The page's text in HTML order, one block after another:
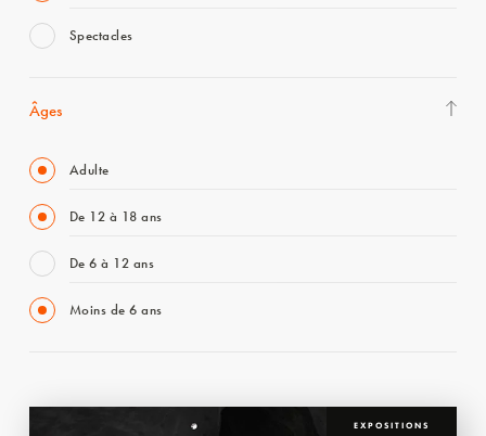
Spectacles
Âges
Adulte
De 12 à 18 ans
De 6 à 12 ans
Moins de 6 ans
EXPOSITIONS